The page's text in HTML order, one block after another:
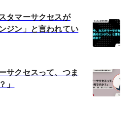
タマーサクセスが
ジン」と言われてい
サクセスって、つま
」